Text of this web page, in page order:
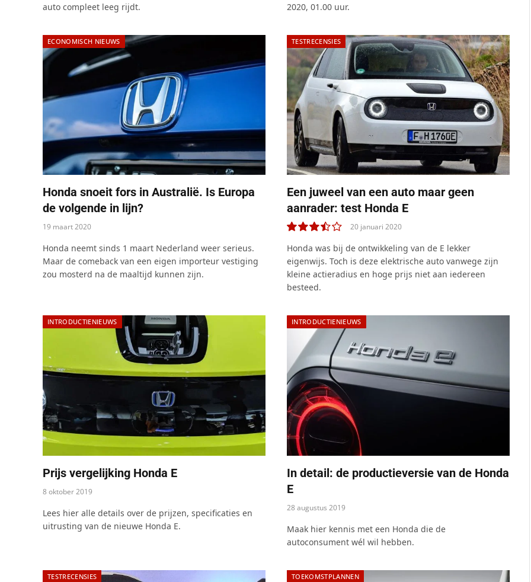
auto compleet leeg rijdt.
2020, 01.00 uur.
ECONOMISCH NIEUWS
Honda snoeit fors in Australië. Is Europa
de volgende in lijn?
19 maart 2020
Honda neemt sinds 1 maart Nederland weer serieus.
Maar de comeback van een eigen importeur vestiging
zou mosterd na de maaltijd kunnen zijn.
TESTRECENSIES
Een juweel van een auto maar geen
aanrader: test Honda E
7.0
20 januari 2020
Honda was bij de ontwikkeling van de E lekker
eigenwijs. Toch is deze elektrische auto vanwege zijn
kleine actieradius en hoge prijs niet aan iedereen
besteed.
INTRODUCTIENIEUWS
Prijs vergelijking Honda E
8 oktober 2019
Lees hier alle details over de prijzen, specificaties en
uitrusting van de nieuwe Honda E.
INTRODUCTIENIEUWS
In detail: de productieversie van de Honda
E
28 augustus 2019
Maak hier kennis met een Honda die de
autoconsument wél wil hebben.
TESTRECENSIES TOEKOMSTPLANNEN